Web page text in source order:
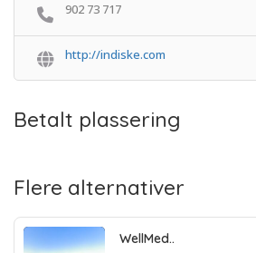
902 73 717
http://indiske.com
Betalt plassering
Flere alternativer
WellMed..